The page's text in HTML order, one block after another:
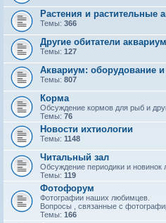
Растения и растительные
Темы: 366
Другие обитатели
Темы: 127
Аквариум: оборудование
Темы: 807
Корма
Обсуждение кормов для рыб и
Темы: 76
Новости ихтиологии
Темы: 1148
Читальный зал
Обсуждение периодики и новинок
Темы: 119
Фотофорум
Фотографии наших любимцев.
Вопросы , связанные с
Темы: 166